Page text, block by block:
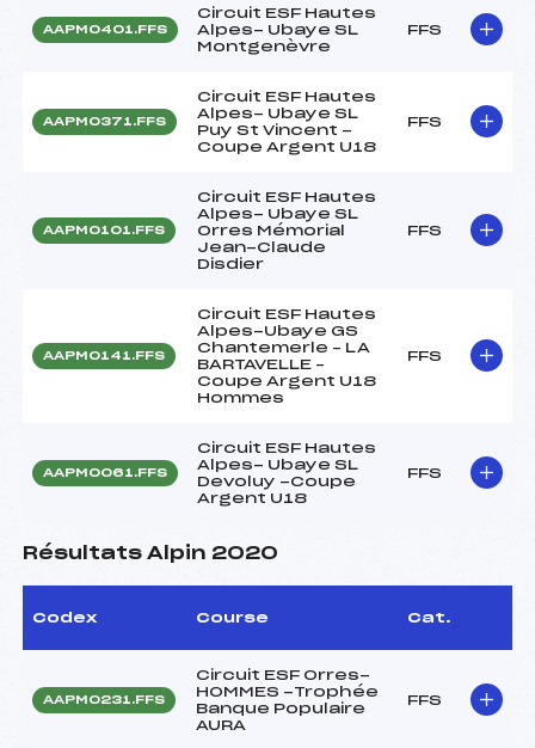
AAPM0401.FFS
Circuit ESF Hautes
Alpes- Ubaye SL
Montgenèvre
FFS
AAPM0371.FFS
Circuit ESF Hautes
Alpes- Ubaye SL
Puy St Vincent -
Coupe Argent U18
FFS
AAPM0101.FFS
Circuit ESF Hautes
Alpes- Ubaye SL
Orres Mémorial
Jean-Claude
Disdier
FFS
AAPM0141.FFS
Circuit ESF Hautes
Alpes-Ubaye GS
Chantemerle – LA
BARTAVELLE –
Coupe Argent U18
Hommes
FFS
AAPM0061.FFS
Circuit ESF Hautes
Alpes- Ubaye SL
Devoluy -Coupe
Argent U18
FFS
Résultats Alpin 2020
Codex Course Cat.
AAPM0231.FFS
Circuit ESF Orres-
HOMMES -Trophée
Banque Populaire
AURA
FFS